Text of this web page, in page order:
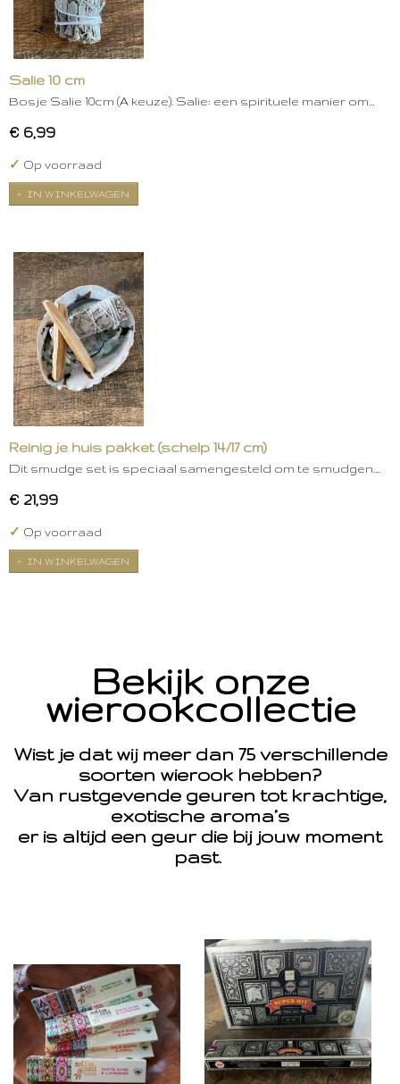
Salie 10 cm
Bosje Salie 10cm (A keuze). Salie: een spirituele manier om…
€ 6,99
✓ Op voorraad
IN WINKELWAGEN
Reinig je huis pakket (schelp 14/17 cm)
Dit smudge set is speciaal samengesteld om te smudgen.…
€ 21,99
✓ Op voorraad
IN WINKELWAGEN
Bekijk onze
wierookcollectie
Wist je dat wij meer dan 75 verschillende
soorten wierook hebben?
Van rustgevende geuren tot krachtige,
exotische aroma’s
er is altijd een geur die bij jouw moment
past.